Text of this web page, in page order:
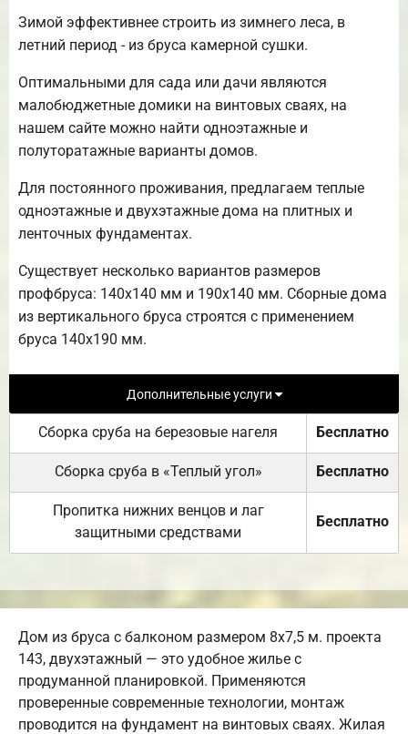
Зимой эффективнее строить из зимнего леса, в
летний период - из бруса камерной сушки.
Оптимальными для сада или дачи являются
малобюджетные домики на винтовых сваях, на
нашем сайте можно найти одноэтажные и
полуторатажные варианты домов.
Для постоянного проживания, предлагаем теплые
одноэтажные и двухэтажные дома на плитных и
ленточных фундаментах.
Существует несколько вариантов размеров
профбруса: 140х140 мм и 190х140 мм. Сборные дома
из вертикального бруса строятся с применением
бруса 140х190 мм.
Дополнительные услуги
Сборка сруба на березовые нагеля Бесплатно
Сборка сруба в «Теплый угол» Бесплатно
Пропитка нижних венцов и лаг
защитными средствами
Бесплатно
Дом из бруса с балконом размером 8х7,5 м. проекта
143, двухэтажный — это удобное жилье с
продуманной планировкой. Применяются
проверенные современные технологии, монтаж
проводится на фундамент на винтовых сваях. Жилая